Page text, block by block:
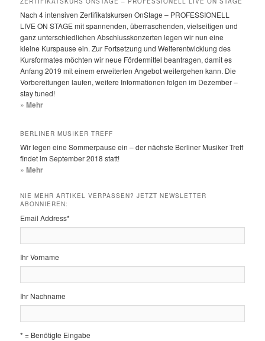
Nach 4 intensiven Zertifikatskursen OnStage – PROFESSIONELL
LIVE ON STAGE mit spannenden, überraschenden, vielseitigen und
ganz unterschiedlichen Abschlusskonzerten legen wir nun eine
kleine Kurspause ein. Zur Fortsetzung und Weiterentwicklung des
Kursformates möchten wir neue Fördermittel beantragen, damit es
Anfang 2019 mit einem erweiterten Angebot weitergehen kann. Die
Vorbereitungen laufen, weitere Informationen folgen im Dezember –
stay tuned!
» Mehr
BERLINER MUSIKER TREFF
Wir legen eine Sommerpause ein – der nächste Berliner Musiker Treff
findet im September 2018 statt!
» Mehr
NIE MEHR ARTIKEL VERPASSEN? JETZT NEWSLETTER
ABONNIEREN:
Email Address*
Ihr Vorname
Ihr Nachname
* = Benötigte Eingabe